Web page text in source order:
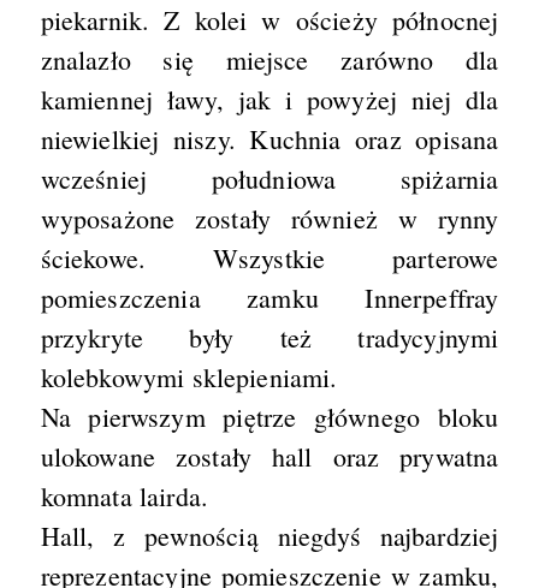
piekarnik. Z kolei w ościeży północnej
znalazło się miejsce zarówno dla
kamiennej ławy, jak i powyżej niej dla
niewielkiej niszy. Kuchnia oraz opisana
wcześniej południowa spiżarnia
wyposażone zostały również w rynny
ściekowe. Wszystkie parterowe
pomieszczenia zamku Innerpeffray
przykryte były też tradycyjnymi
kolebkowymi sklepieniami.
Na pierwszym piętrze głównego bloku
ulokowane zostały hall oraz prywatna
komnata lairda.
Hall, z pewnością niegdyś najbardziej
reprezentacyjne pomieszczenie w zamku,